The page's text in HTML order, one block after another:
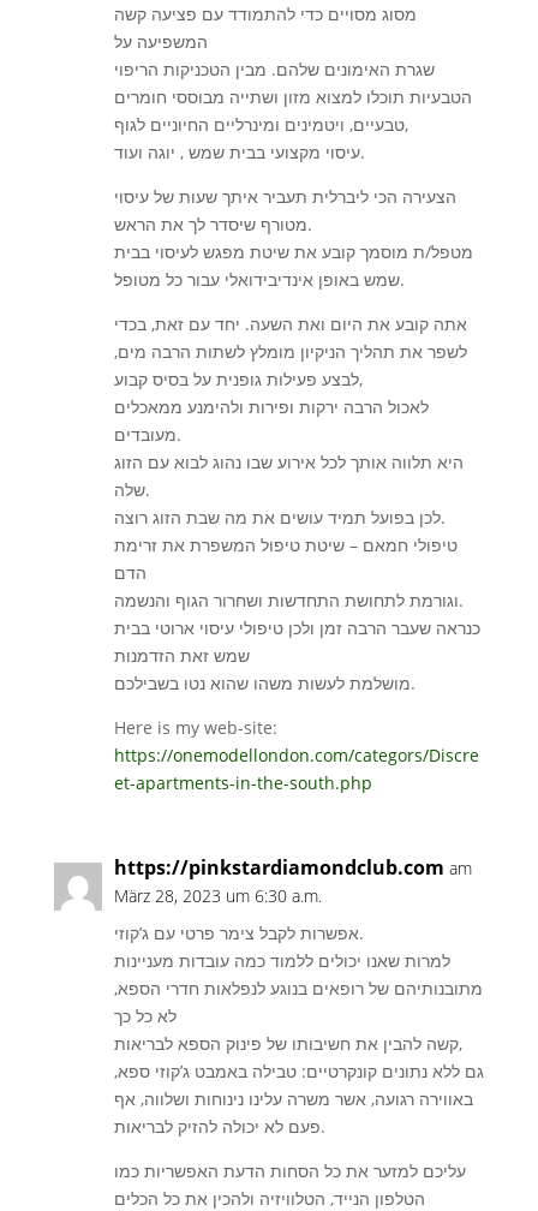
מסוג מסויים כדי להתמודד עם פציעה קשה
המשפיעה על
שגרת האימונים שלהם. מבין הטכניקות הריפוי
הטבעיות תוכלו למצוא מזון ושתייה מבוססי חומרים
טבעיים, ויטמינים ומינרליים החיוניים לגוף,
עיסוי מקצועי בבית שמש , יוגה ועוד.
הצעירה הכי ליברלית תעביר איתך שעות של עיסוי
מטורף שיסדר לך את הראש.
מטפל/ת מוסמך קובע את שיטת מפגש לעיסוי בבית
שמש באופן אינדיבידואלי עבור כל מטופל.
אתה קובע את היום ואת השעה. יחד עם זאת, בכדי
לשפר את תהליך הניקיון מומלץ לשתות הרבה מים,
לבצע פעילות גופנית על בסיס קבוע,
לאכול הרבה ירקות ופירות ולהימנע ממאכלים
מעובדים.
היא תלווה אותך לכל אירוע שבו נהוג לבוא עם הזוג
שלה.
לכן בפועל תמיד עושים את מה שבת הזוג רוצה.
טיפולי חמאם – שיטת טיפול המשפרת את זרימת
הדם
וגורמת לתחושת התחדשות ושחרור הגוף והנשמה.
כנראה שעבר הרבה זמן ולכן טיפולי עיסוי ארוטי בבית
שמש זאת הזדמנות
מושלמת לעשות משהו שהוא נטו בשבילכם.
Here is my web-site:
https://onemodellondon.com/categors/Discre
et-apartments-in-the-south.php
https://pinkstardiamondclub.com am
März 28, 2023 um 6:30 a.m.
אפשרות לקבל צימר פרטי עם ג’קוזי.
למרות שאנו יכולים ללמוד כמה עובדות מעניינות
מתובנותיהם של רופאים בנוגע לנפלאות חדרי הספא,
לא כל כך
קשה להבין את חשיבותו של פינוק הספא לבריאות,
גם ללא נתונים קונקרטיים: טבילה באמבט ג’קוזי ספא,
באווירה רגועה, אשר משרה עלינו נינוחות ושלווה, אף
פעם לא יכולה להזיק לבריאות.
עליכם למזער את כל הסחות הדעת האפשריות כמו
הטלפון הנייד, הטלוויזיה ולהכין את כל הכלים